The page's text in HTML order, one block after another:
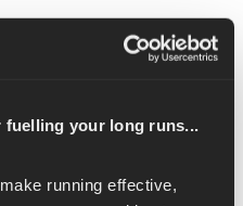
your long runs...
running effective,
kilométrage
vous n'êtes pas certain des